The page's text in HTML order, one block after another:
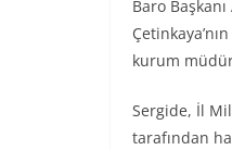
Baro
kurum
Sergide, İl
tarafından